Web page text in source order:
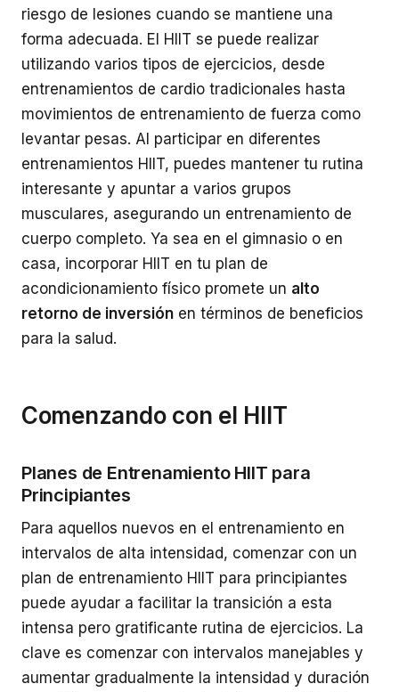
riesgo de lesiones cuando se mantiene una
forma adecuada. El HIIT se puede realizar
utilizando varios tipos de ejercicios, desde
entrenamientos de cardio tradicionales hasta
movimientos de entrenamiento de fuerza como
levantar pesas. Al participar en diferentes
entrenamientos HIIT, puedes mantener tu rutina
interesante y apuntar a varios grupos
musculares, asegurando un entrenamiento de
cuerpo completo. Ya sea en el gimnasio o en
casa, incorporar HIIT en tu plan de
acondicionamiento físico promete un alto
retorno de inversión en términos de beneficios
para la salud.
Comenzando con el HIIT
Planes de Entrenamiento HIIT para
Principiantes
Para aquellos nuevos en el entrenamiento en
intervalos de alta intensidad, comenzar con un
plan de entrenamiento HIIT para principiantes
puede ayudar a facilitar la transición a esta
intensa pero gratificante rutina de ejercicios. La
clave es comenzar con intervalos manejables y
aumentar gradualmente la intensidad y duración